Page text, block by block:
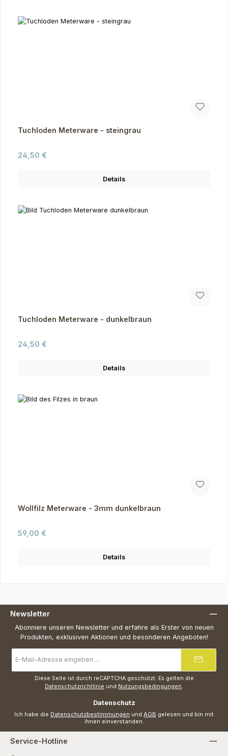
Tuchloden Meterware - steingrau
Regulärer Preis:
24,50 €
Details
Tuchloden Meterware - dunkelbraun
Regulärer Preis:
24,50 €
Details
Wollfilz Meterware - 3mm dunkelbraun
Regulärer Preis:
59,00 €
Details
Newsletter
Abonniere unseren Newsletter und erfahre als Erster von neuen
Produkten, exklusiven Aktionen und besonderen Angeboten!
Mail-
Adresse
Diese Seite ist durch reCAPTCHA geschützt. Es gelten die
Datenschutzrichtlinie und Nutzungsbedingungen.
Datenschutz
Ich habe die Datenschutzbestimmungen und AGB gelesen und bin mit
ihnen einverstanden.
Service-Hotline